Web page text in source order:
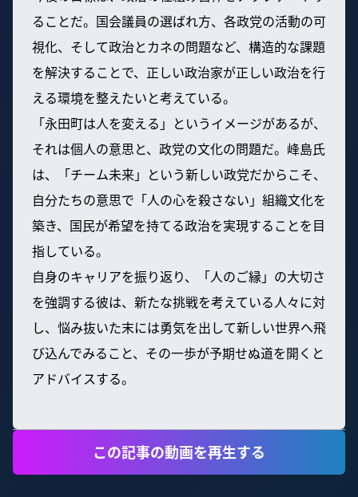
ることだ。国会議員の選ばれ方、各政党の活動の可
視化、そして政治とカネの問題など、構造的な課題
を解決することで、正しい政治家が正しい政治を行
える環境を整えたいと考えている。
「永田町は人を変える」というイメージがあるが、
それは個人の意思と、政党の文化の問題だ。峰島氏
は、「チーム未来」という新しい政党だからこそ、
自分たちの意思で「人の心を殺さない」組織文化を
築き、国民が希望を持てる政治を実現することを目
指している。
自身のキャリアを振り返り、「人のご縁」の大切さ
を強調する彼は、新たな挑戦を考えている人々に対
し、悩み抜いた末には勇気を出して新しい世界へ飛
び込んでみること、その一歩が予期せぬ道を開くと
アドバイスする。
この記事の動画を再生する